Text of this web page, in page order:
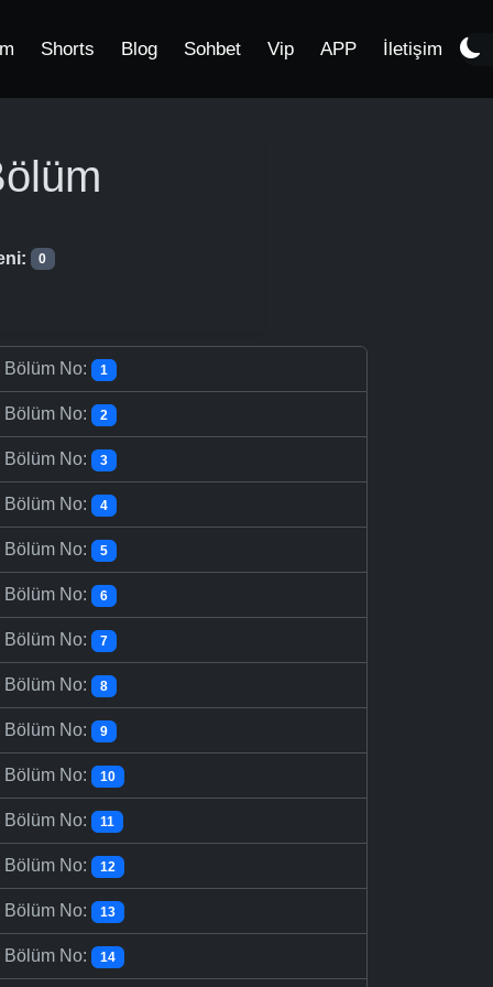
Shorts Blog Sohbet Vip APP İletişim
0
Bölüm No: 1
Bölüm No: 2
Bölüm No: 3
Bölüm No: 4
Bölüm No: 5
Bölüm No: 6
Bölüm No: 7
Bölüm No: 8
Bölüm No: 9
Bölüm No: 10
Bölüm No: 11
Bölüm No: 12
Bölüm No: 13
Bölüm No: 14